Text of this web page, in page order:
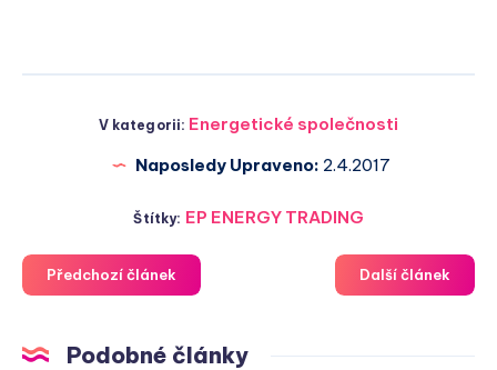
V kategorii: Energetické společnosti
Naposledy Upraveno: 2.4.2017
Štítky: EP ENERGY TRADING
Předchozí článek Další článek
Podobné články